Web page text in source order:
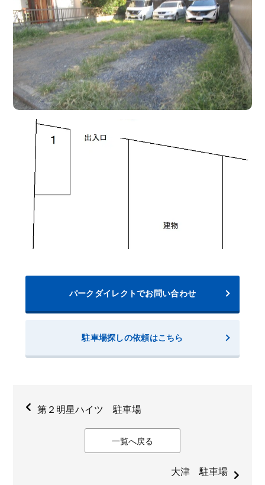
パークダイレクトでお問い合わせ
駐車場探しの依頼はこちら
第２明星ハイツ 駐車場
一覧へ戻る
大津 駐車場